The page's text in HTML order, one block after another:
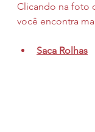
Clicando na foto
você encontra
Saca Rolhas